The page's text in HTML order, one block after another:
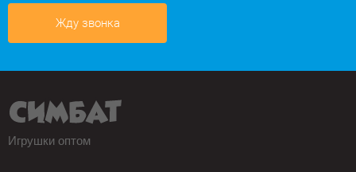
Жду звонка
Игрушки оптом